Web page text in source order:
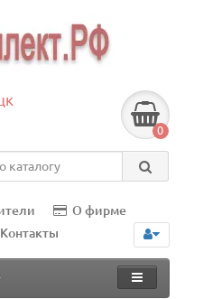
0
О фирме
Контакты